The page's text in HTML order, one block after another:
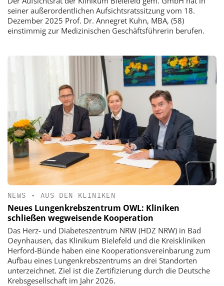
seiner außerordentlichen Aufsichtsratssitzung vom 18.
Dezember 2025 Prof. Dr. Annegret Kuhn, MBA, (58)
einstimmig zur Medizinischen Geschäftsführerin berufen.
NEWS • AUS DEN KLINIKEN
Neues Lungenkrebszentrum OWL: Kliniken
schließen wegweisende Kooperation
Das Herz- und Diabeteszentrum NRW (HDZ NRW) in Bad
Oeynhausen, das Klinikum Bielefeld und die Kreiskliniken
Herford-Bünde haben eine Kooperationsvereinbarung zum
Aufbau eines Lungenkrebszentrums an drei Standorten
unterzeichnet. Ziel ist die Zertifizierung durch die Deutsche
Krebsgesellschaft im Jahr 2026.